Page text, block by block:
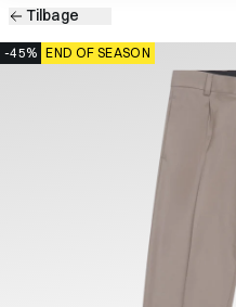
Tilbage
-45% END OF SEASON